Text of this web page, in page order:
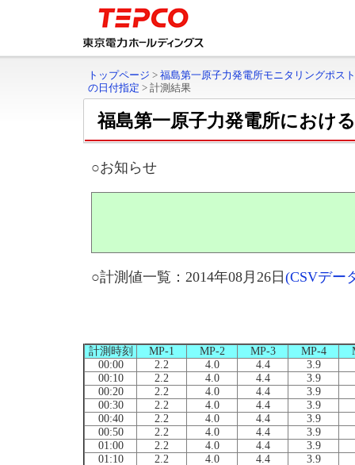
トップページ > 福島第一原子力発電所モニタリングポス
の日付指定 > 計測結果
福島第一原子力発電所におけ
○お知らせ
○計測値一覧：2014年08月26日 (CSVデー
計測時刻 MP-1 MP-2 MP-3 MP-4
00:00
2.2 4.0 4.4
3.9
00:10
2.2 4.0 4.4
3.9
00:20
2.2 4.0 4.4
3.9
00:30
2.2 4.0 4.4
3.9
00:40
2.2 4.0 4.4
3.9
00:50
2.2 4.0 4.4
3.9
01:00
2.2 4.0 4.4
3.9
01:10
2.2 4.0 4.4
3.9